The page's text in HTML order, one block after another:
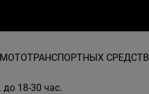
СРЕДСТВ
18-30 час.